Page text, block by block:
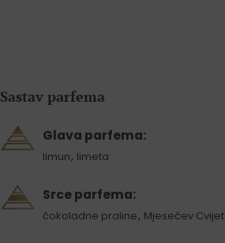
Sastav parfema
Glava parfema:
limun, limeta
Srce parfema:
čokoladne praline, Mjesečev Cvijet